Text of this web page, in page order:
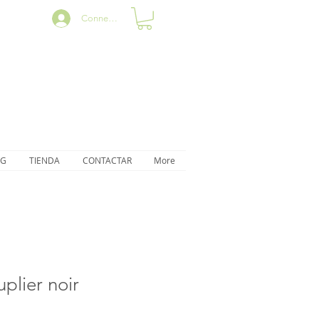
Connexion
TIENDA CONTACTAR More
noir